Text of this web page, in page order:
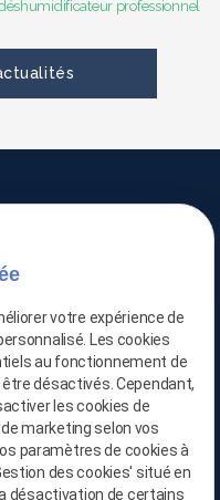
professionnel
06
29
votre expérience de
Les cookies
au fonctionnement de
désactivés. Cependant,
les cookies de
marketing selon vos
paramètres de cookies à
des cookies' situé en
désactivation de certains